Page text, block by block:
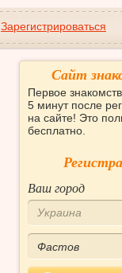
Зарегистрироваться
Сайт
Первое
5 минут после
на сайте! Это
бесплатно.
Ваш город
Украина